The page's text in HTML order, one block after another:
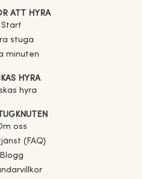
ATT HYRA
Start
stuga
minuten
HYRA
hyra
oss
(FAQ)
Blogg